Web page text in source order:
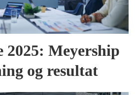
2025: Meyership
og resultat